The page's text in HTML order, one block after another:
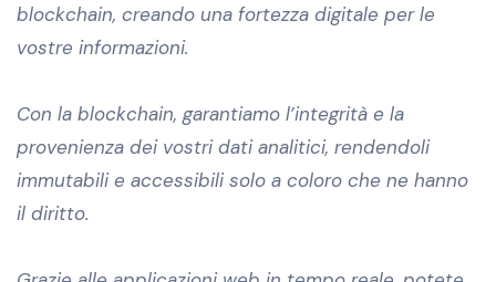
blockchain, creando una fortezza digitale per le
vostre informazioni.
Con la blockchain, garantiamo l’integrità e la
provenienza dei vostri dati analitici, rendendoli
immutabili e accessibili solo a coloro che ne hanno
il diritto.